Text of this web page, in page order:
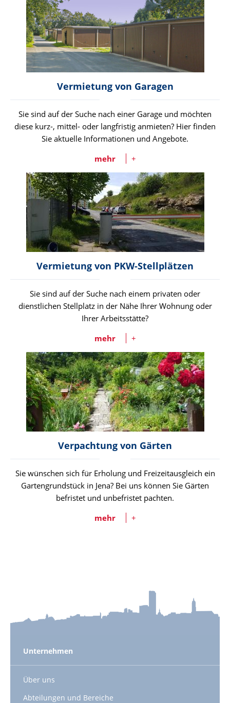
Vermietung von Garagen
Sie sind auf der Suche nach einer Garage und möchten
diese kurz-, mittel- oder langfristig anmieten? Hier finden
Sie aktuelle Informationen und Angebote.
mehr
+
Vermietung von PKW-Stellplätzen
Sie sind auf der Suche nach einem privaten oder
dienstlichen Stellplatz in der Nähe Ihrer Wohnung oder
Ihrer Arbeitsstätte?
mehr
+
Verpachtung von Gärten
Sie wünschen sich für Erholung und Freizeitausgleich ein
Gartengrundstück in Jena? Bei uns können Sie Gärten
befristet und unbefristet pachten.
mehr
+
Unternehmen
Über uns
Abteilungen und Bereiche